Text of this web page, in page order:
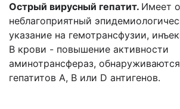
Острый вирусный гепатит. Имеет
неблагоприятный
указание на гемотрансфузии,
В крови - повышение активности
аминотрансфераз,
гепатитов А, В или D антигенов.